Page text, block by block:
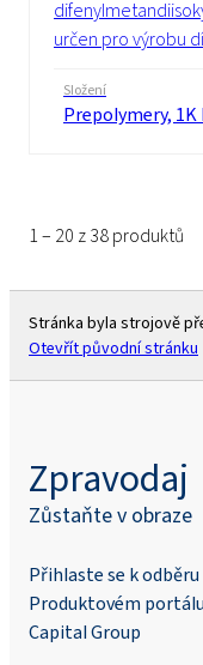
určen pro výrobu
Složení
Prepolymery, 1K
1 – 20 z 38 produktů
Stránka byla strojově
Otevřít původní stránku
Zpravodaj
Zůstaňte v obraze
Přihlaste se k
Produktovém
Capital Group